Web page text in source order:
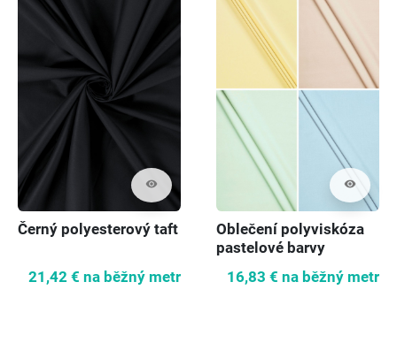
visibility
Černý polyesterový taft
21,42 € na běžný metr
visibility
Oblečení polyviskóza
pastelové barvy
16,83 € na běžný metr